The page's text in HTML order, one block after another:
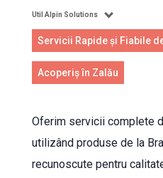
Util Alpin Solutions
Servicii Rapide și Fiabile
Acoperiș în Zalău
Oferim servicii complete
utilizând produse de la
recunoscute pentru